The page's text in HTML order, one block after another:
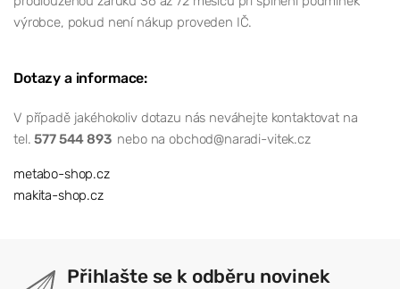
výrobce, pokud není nákup proveden IČ.
Dotazy a informace:
V případě jakéhokoliv dotazu nás neváhejte kontaktovat na
tel.577 544 893 nebo na obchod@naradi-vitek.cz
metabo-shop.cz
makita-shop.cz
Přihlašte se k odběru novinek